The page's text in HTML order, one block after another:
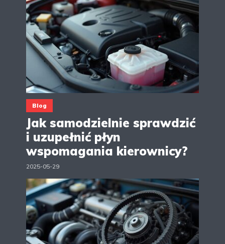
Blog
Jak samodzielnie sprawdzić
i uzupełnić płyn
wspomagania kierownicy?
2025-05-29